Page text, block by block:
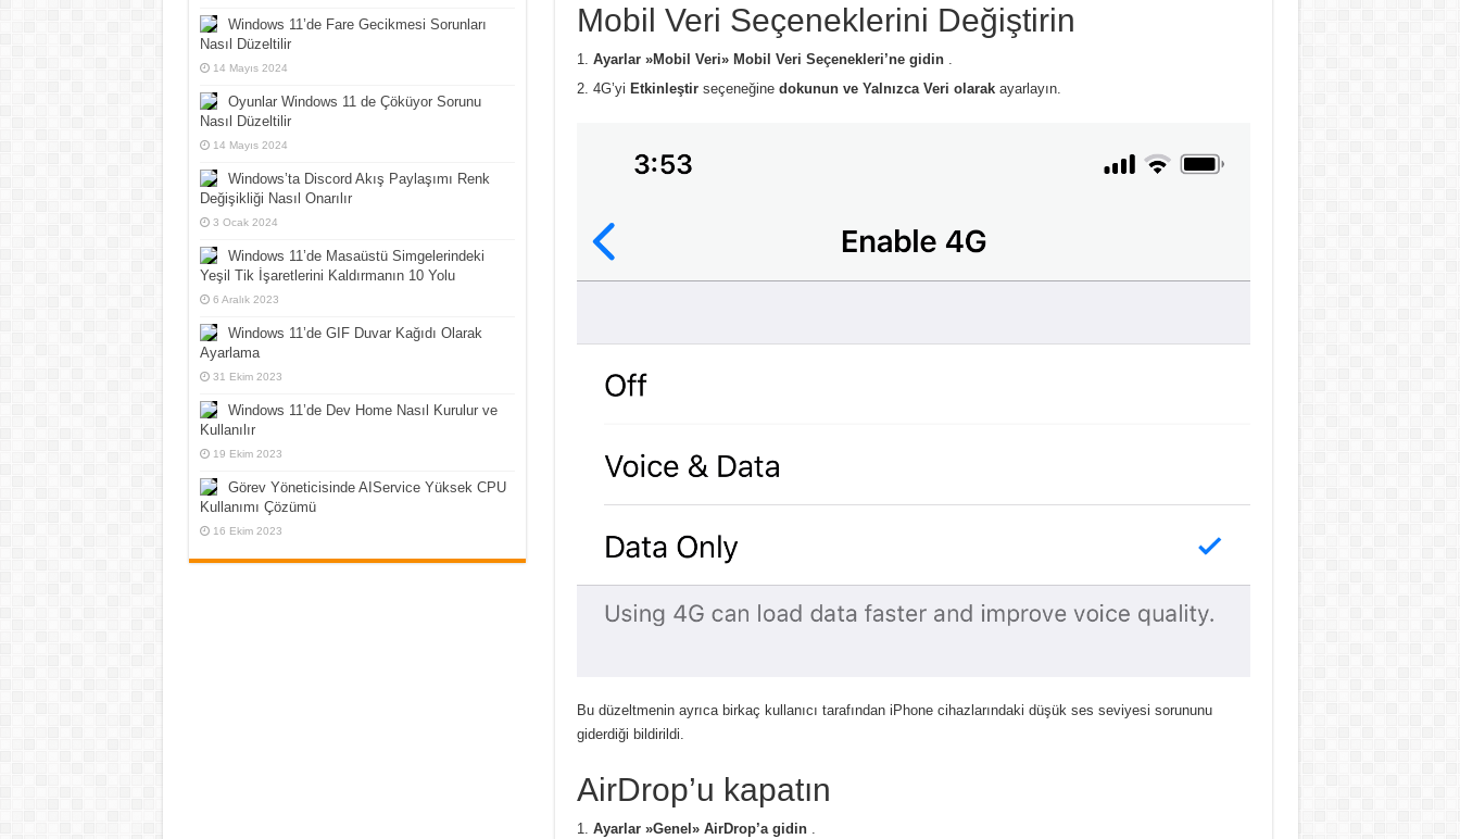
Mobil Veri Seçeneklerini Değiştirin
Ayarlar »Mobil Veri» Mobil Veri Seçenekleri’ne gidin.
4G’yi Etkinleştirseçeneğine dokunun ve Yalnızca Veri olarakayarlayın.
Bu düzeltmenin ayrıca birkaç kullanıcı tarafından iPhone cihazlarındaki düşük ses seviyesi sorununu
giderdiği bildirildi.
AirDrop’u kapatın
Ayarlar »Genel» AirDrop’a gidin.
Windows 11’de Fare Gecikmesi Sorunları
Nasıl Düzeltilir
14 Mayıs 2024
Oyunlar Windows 11 de Çöküyor Sorunu
Nasıl Düzeltilir
14 Mayıs 2024
Windows’ta Discord Akış Paylaşımı Renk
Değişikliği Nasıl Onarılır
3 Ocak 2024
Windows 11’de Masaüstü Simgelerindeki
Yeşil Tik İşaretlerini Kaldırmanın 10 Yolu
6 Aralık 2023
Windows 11’de GIF Duvar Kağıdı Olarak
Ayarlama
31 Ekim 2023
Windows 11’de Dev Home Nasıl Kurulur ve
Kullanılır
19 Ekim 2023
Görev Yöneticisinde AIService Yüksek CPU
Kullanımı Çözümü
16 Ekim 2023